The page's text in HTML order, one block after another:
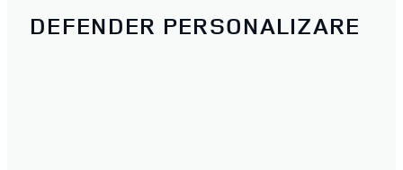
DEFENDER PERSONALIZARE